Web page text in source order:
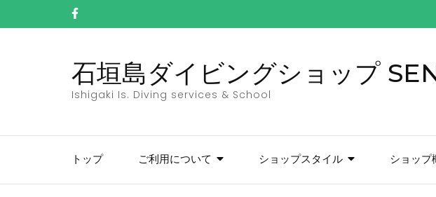
ン
プ
石垣島ダイビングショップ
Ishigaki Is. Diving services & School
トップ ご利用について ショップスタイル ショップ